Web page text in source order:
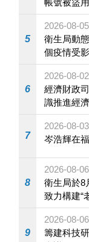
帳號被盜用
5
2026-08-
衛生局動
個疫情受
施
6
2026-08-
經濟財政
識推進經
7
2026-08-
岑浩輝在
8
2026-08-
衛生局於8
致力構建“
9
2026-08-
籌建科技